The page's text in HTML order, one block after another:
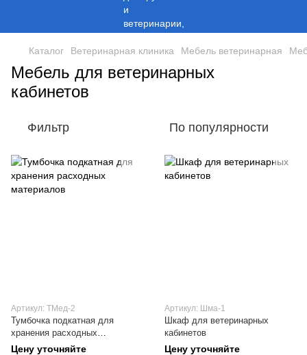
Каталог Ветеринарная клиника Мебель ветеринарная
Мебель для ветеринарных
кабинетов
Фильтр По популярности
Артикул: ТМед-2
Тумбочка подкатная для
хранения расходных
материалов
Цену уточняйте
Артикул: Шма-1
Шкаф для ветеринарных
кабинетов
Цену уточняйте